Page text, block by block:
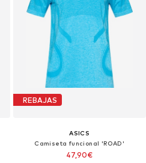
REBAJAS
ASICS
Camiseta funcional 'ROAD'
47,90€